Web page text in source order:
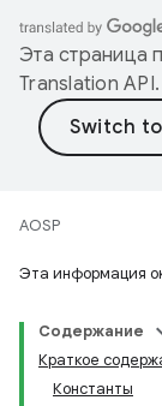
Эта страница
Translation API.
AOSP
Эта информация
Содержание
Краткое
Константы